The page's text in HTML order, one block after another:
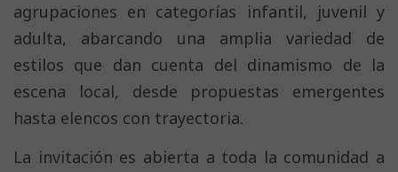
agrupaciones en categorías infantil, juvenil y
adulta, abarcando una amplia variedad de
estilos que dan cuenta del dinamismo de la
escena local, desde propuestas emergentes
hasta elencos con trayectoria.
La invitación es abierta a toda la comunidad a